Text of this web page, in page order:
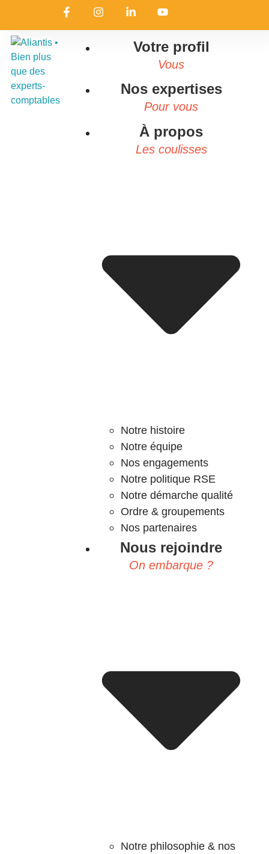
Votre profil
Vous
Nos expertises
Pour vous
À propos
Les coulisses
Notre histoire
Notre équipe
Nos engagements
Notre politique RSE
Notre démarche qualité
Ordre & groupements
Nos partenaires
Nous rejoindre
On embarque ?
Notre philosophie & nos